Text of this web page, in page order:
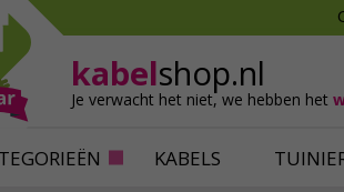
kabelshop.nl
Je verwacht het niet, we hebben het
KABELS
bestrijden
ongedierte
Ventilatie